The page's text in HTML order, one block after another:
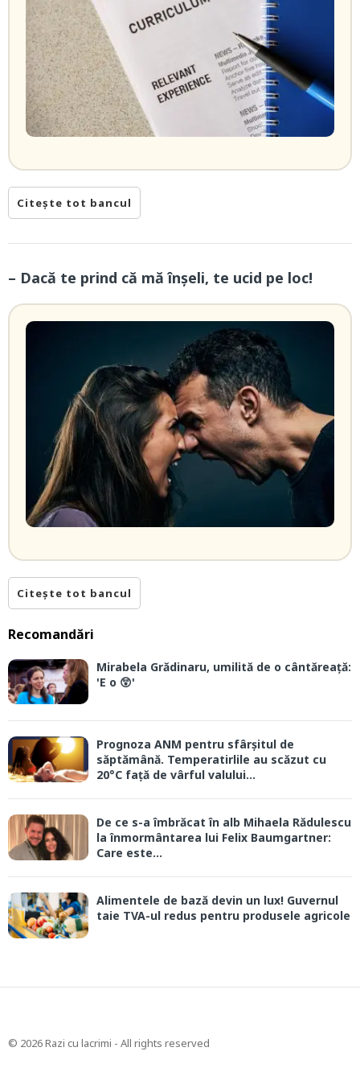
Citește tot bancul
– Dacă te prind că mă înșeli, te ucid pe loc!
Citește tot bancul
Recomandări
Mirabela Grădinaru, umilită de o cântăreață:
'E o 😲'
Prognoza ANM pentru sfârșitul de
săptămână. Temperatirlile au scăzut cu
20°C față de vârful valului...
De ce s-a îmbrăcat în alb Mihaela Rădulescu
la înmormântarea lui Felix Baumgartner:
Care este...
Alimentele de bază devin un lux! Guvernul
taie TVA-ul redus pentru produsele agricole
© 2026 Razi cu lacrimi - All rights reserved